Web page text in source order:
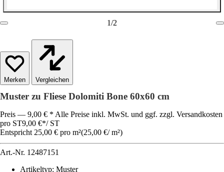
1/2
Vergleichen
Muster zu Fliese Dolomiti Bone 60x60 cm
Preis — 9,00 € * Alle Preise inkl. MwSt. und ggf. zzgl. Versandkosten
pro ST9,00 €*/ ST
Entspricht 25,00 € pro m²(25,00 €/ m²)
Art.-Nr. 12487151
Artikeltyp: Muster